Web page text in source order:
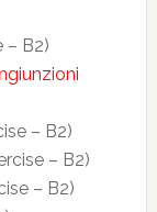
– B2)
– B2)
– B2)
– B2)